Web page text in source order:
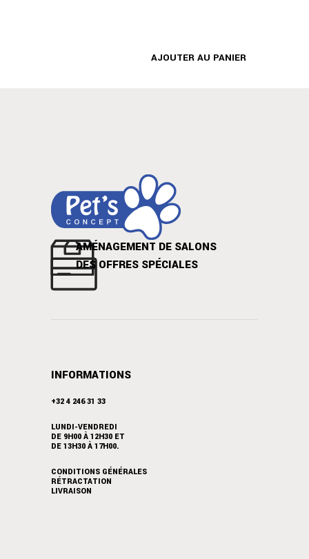
AJOUTER AU PANIER
AMÉNAGEMENT DE SALONS
DES OFFRES SPÉCIALES
INFORMATIONS
+32 4 246 31 33
LUNDI-VENDREDI
DE 9H00 À 12H30 ET
DE 13H30 À 17H00.
CONDITIONS GÉNÉRALES
RÉTRACTATION
LIVRAISON